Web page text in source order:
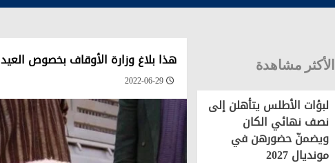
هذا بلاغ وزارة الأوقاف بخصوص العيد
2022-06-29
الأكثر مشاهدة
لبؤات الأطلس يتأهلن إلى
نصف نهائي الكان
ويضمنّ حضورهن في
مونديال 2027